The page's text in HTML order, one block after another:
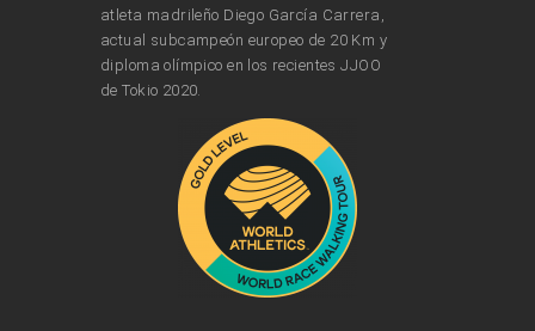
atleta madrileño Diego García Carrera,
actual subcampeón europeo de 20 Km y
diploma olímpico en los recientes JJOO
de Tokio 2020.